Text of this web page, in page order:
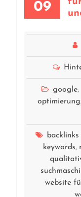
09
google,
optimierung
keywords,
website